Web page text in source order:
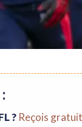
? Reçois